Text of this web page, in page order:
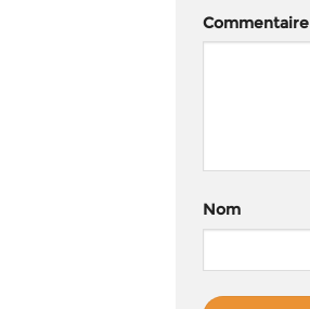
Commentaire
Nom